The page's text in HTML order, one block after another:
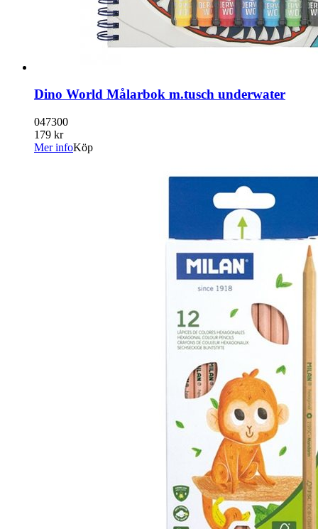
Dino World Målarbok m.tusch underwater
047300
179 kr
Mer infoKöp